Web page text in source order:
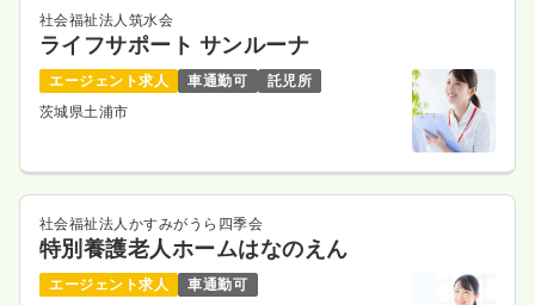
社会福祉法人筑水会
ライフサポート サンルーナ
エージェント求人 車通勤可
託児所
茨城県土浦市
社会福祉法人かすみがうら四季会
特別養護老人ホームはなのえん
エージェント求人
車通勤可